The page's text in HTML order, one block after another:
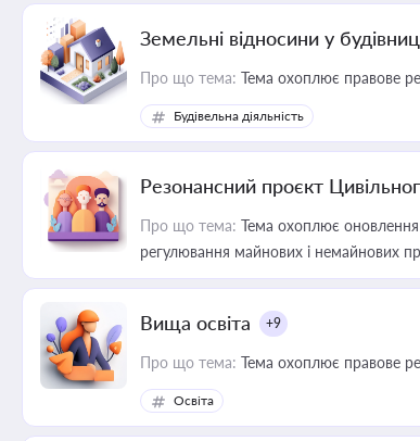
Земельні відносини у
Про що тема: Тема охоплює правове
Будівельна діяльність
Резонансний проєкт
Про що тема: Тема охоплює
регулювання майнових і немайнових
Вища освіта +9
Про що тема: Тема охоплює правове
Освіта